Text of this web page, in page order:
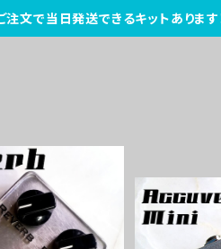
文で当日発送できるキットあります